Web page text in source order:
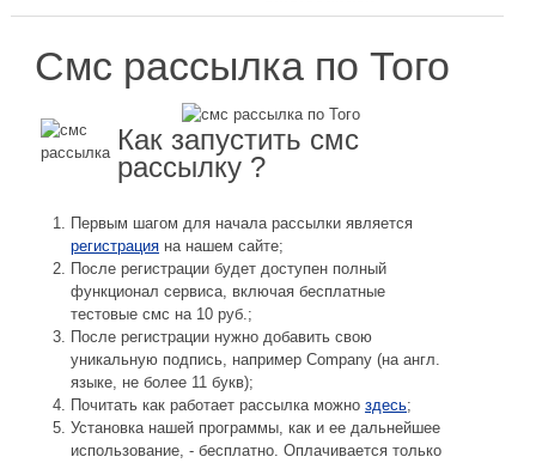
Смс рассылка по Того
Как запустить смс
рассылку ?
Первым шагом для начала рассылки является
регистрация на нашем сайте;
После регистрации будет доступен полный
функционал сервиса, включая бесплатные
тестовые смс на 10 руб.;
После регистрации нужно добавить свою
уникальную подпись, например Company (на англ.
языке, не более 11 букв);
Почитать как работает рассылка можноздесь;
Установка нашей программы, как и ее дальнейшее
использование, - бесплатно. Оплачивается только